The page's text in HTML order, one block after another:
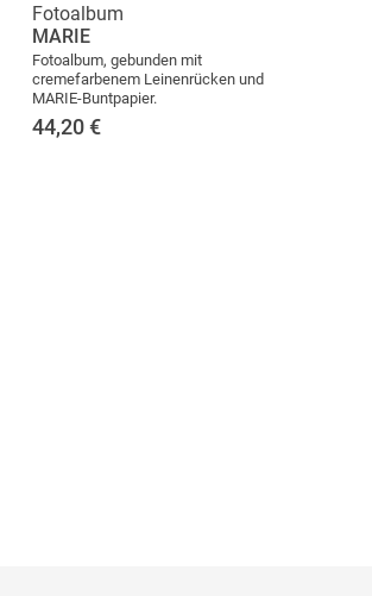
Fotoalbum
MARIE
Fotoalbum, gebunden mit
cremefarbenem Leinenrücken und
MARIE-Buntpapier.
44,20 €